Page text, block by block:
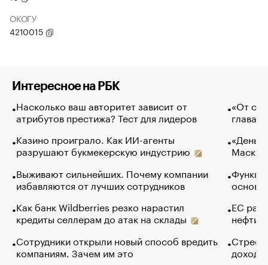
ОКОГУ
4210015
Интересное на РБК
Насколько ваш авторитет зависит от
атрибутов престижа? Тест для лидеров
Казино проиграло. Как ИИ-агенты
разрушают букмекерскую индустрию
Выживают сильнейших. Почему компании
избавляются от лучших сотрудников
Как банк Wildberries резко нарастил
кредиты селлерам до атак на склады
Сотрудники открыли новый способ вредить
компаниям. Зачем им это
«От
глава
Маск в
основ
ЕС
нефти